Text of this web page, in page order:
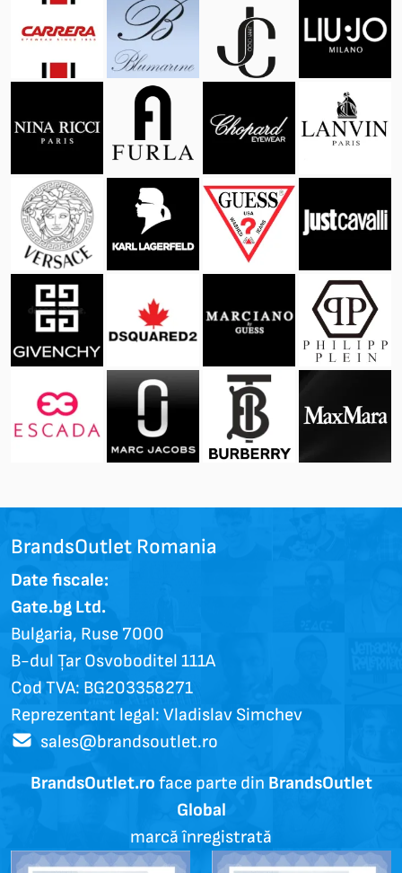
BrandsOutlet Romania
Date fiscale:
Gate.bg Ltd.
Bulgaria, Ruse 7000
B-dul Țar Osvoboditel 111A
Cod TVA: BG203358271
Reprezentant legal: Vladislav Simchev
sales@brandsoutlet.ro
BrandsOutlet.ro face parte din BrandsOutlet
Global
marcă înregistrată